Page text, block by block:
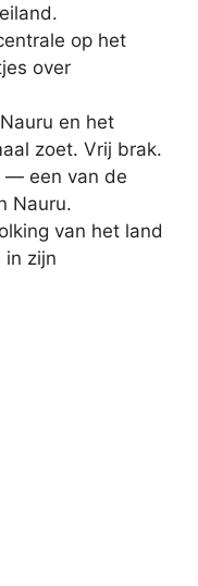
op het
over
en het
zoet. Vrij brak.
— een van de
Nauru.
van het land
in zijn